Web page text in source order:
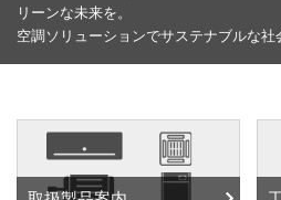
リーンな未来を。
空調ソリューションでサステナブルな社